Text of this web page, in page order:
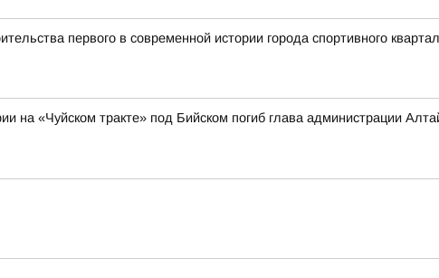
первого в современной истории города спортивного
на «Чуйском тракте» под Бийском погиб глава администрации